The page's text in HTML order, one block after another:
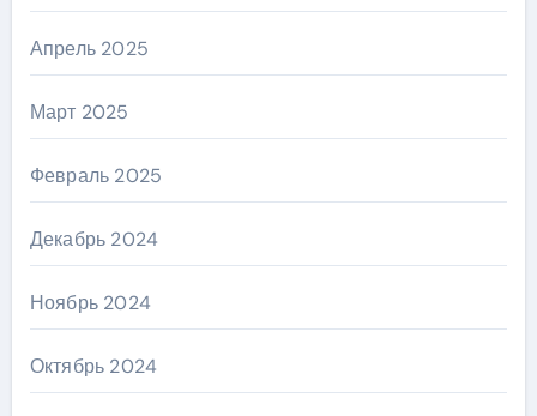
Апрель 2025
Март 2025
Февраль 2025
Декабрь 2024
Ноябрь 2024
Октябрь 2024